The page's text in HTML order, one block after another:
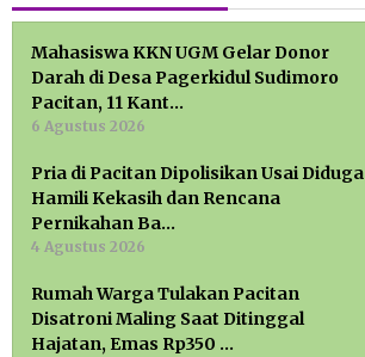
Mahasiswa KKN UGM Gelar Donor
Darah di Desa Pagerkidul Sudimoro
Pacitan, 11 Kant…
6 Agustus 2026
Pria di Pacitan Dipolisikan Usai Diduga
Hamili Kekasih dan Rencana
Pernikahan Ba…
4 Agustus 2026
Rumah Warga Tulakan Pacitan
Disatroni Maling Saat Ditinggal
Hajatan, Emas Rp350 …